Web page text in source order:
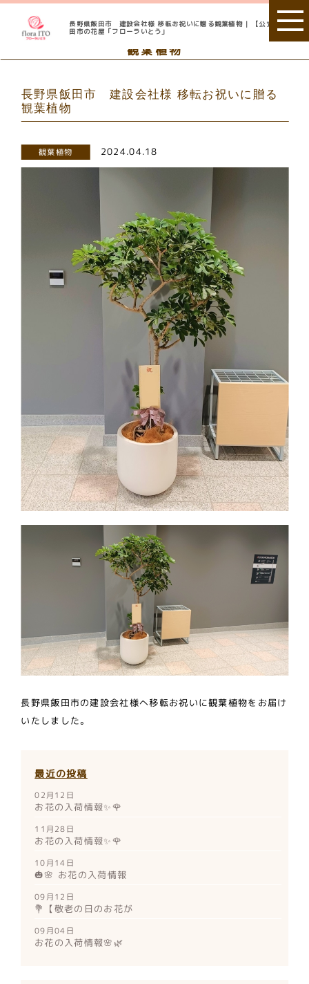
長野県飯田市 建設会社様 移転お祝いに贈る観葉植物 | 【公式】 飯
田市の花屋「フローラいとう」
観葉植物
長野県飯田市 建設会社様 移転お祝いに贈る
観葉植物
観葉植物 2024.04.18
長野県飯田市の建設会社様へ移転お祝いに観葉植物をお届け
いたしました。
最近の投稿
02月12日
お花の入荷情報✨🌹
11月28日
お花の入荷情報✨🌹
10月14日
🎃🌸 お花の入荷情報
09月12日
💐【敬老の日のお花が
09月04日
お花の入荷情報🌸🌿